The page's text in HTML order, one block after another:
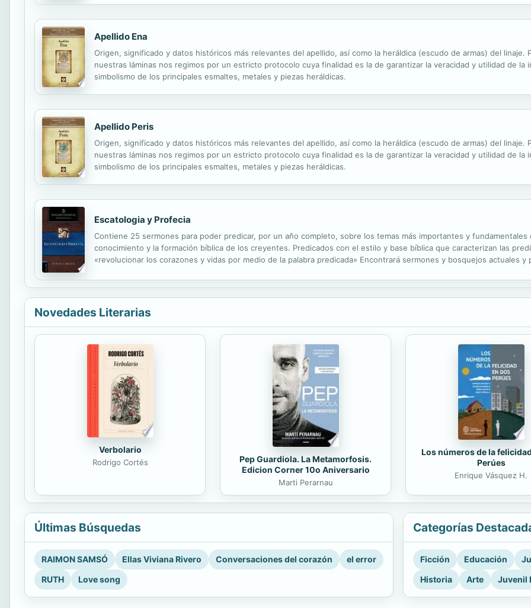
Apellido Ena
Origen, significado y datos históricos más relevantes del apellido, así como la heráldica (escudo de armas) del linaje.
nuestras láminas nos regimos por un estricto protocolo cuya finalidad es la de garantizar la veracidad y utilidad de la
simbolismo de los principales esmaltes, metales y piezas heráldicas.
Apellido Peris
Origen, significado y datos históricos más relevantes del apellido, así como la heráldica (escudo de armas) del linaje.
nuestras láminas nos regimos por un estricto protocolo cuya finalidad es la de garantizar la veracidad y utilidad de la
simbolismo de los principales esmaltes, metales y piezas heráldicas.
Escatologia y Profecia
Contiene 25 sermones para poder predicar, por un año completo, sobre los temas más importantes y
conocimiento y la formación bíblica de los creyentes. Predicados con el estilo y base bíblica que caracterizan las
«revolucionar los corazones y vidas por medio de la palabra predicada» Encontrará sermones y bosquejos actuales
Novedades Literarias
Verbolario
Rodrigo Cortés
Pep Guardiola. La Metamorfosis.
Edicion Corner 10o Aniversario
Marti Perarnau
Los números de la
Perúes
Enrique Vásquez H.
Últimas Búsquedas
RAIMON SAMSÓ Ellas Viviana Rivero Conversaciones del corazón
el error
RUTH
Love song
Categorías
Ficción Educación
Historia
Arte Juvenil